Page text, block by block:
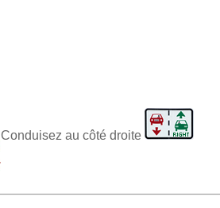
Conduisez au côté droite